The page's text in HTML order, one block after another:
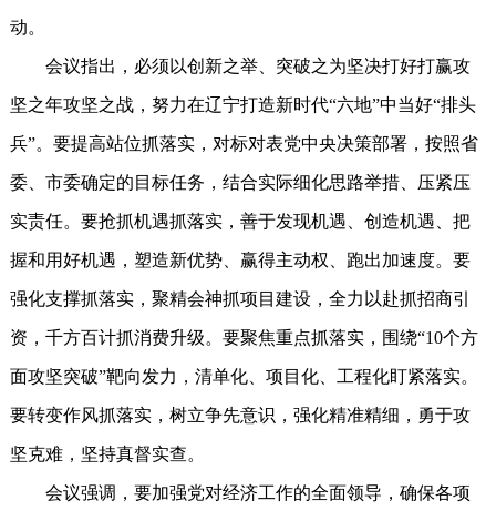
动。
会议指出，必须以创新之举、突破之为坚决打好打赢攻
坚之年攻坚之战，努力在辽宁打造新时代“六地”中当好“排头
兵”。要提高站位抓落实，对标对表党中央决策部署，按照省
委、市委确定的目标任务，结合实际细化思路举措、压紧压
实责任。要抢抓机遇抓落实，善于发现机遇、创造机遇、把
握和用好机遇，塑造新优势、赢得主动权、跑出加速度。要
强化支撑抓落实，聚精会神抓项目建设，全力以赴抓招商引
资，千方百计抓消费升级。要聚焦重点抓落实，围绕“10个方
面攻坚突破”靶向发力，清单化、项目化、工程化盯紧落实。
要转变作风抓落实，树立争先意识，强化精准精细，勇于攻
坚克难，坚持真督实查。
会议强调，要加强党对经济工作的全面领导，确保各项